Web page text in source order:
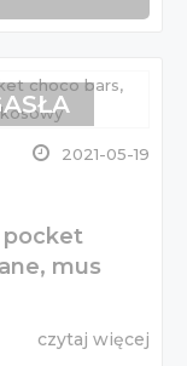
2021-05-19
pocket
mus
czytaj więcej